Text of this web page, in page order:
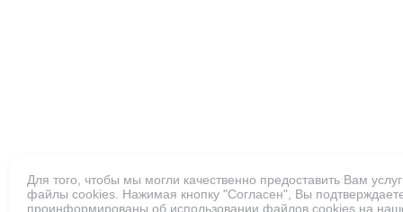
Для того, чтобы мы могли качественно предоставить Вам
файлы cookies. Нажимая кнопку "Согласен", Вы
проинформированы об использовании файлов cookies на